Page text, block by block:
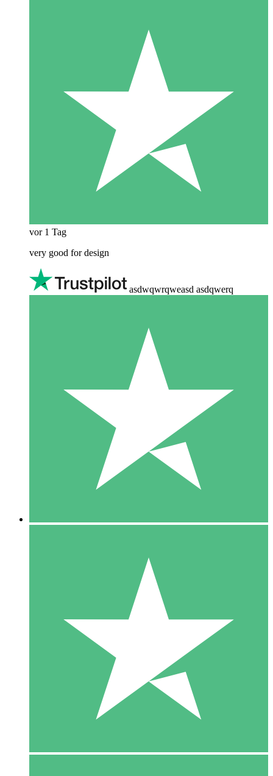
vor 1 Tag
very good for design
asdwqwrqweasd asdqwerq